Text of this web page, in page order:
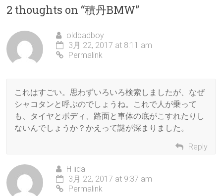
2 thoughts on “積丹BMW”
oldbadboy
3月 22, 2017 at 8:11 am
Permalink
これはすごい。思わずいろいろ検索しましたが、なぜ
シャコタンと呼ぶのでしょうね。これで人が乗って
も、タイヤとボディ、路面と車体の底がこすれたりし
ないんでしょうか？かえって謎が深まりました。
Reply
H iida
3月 22, 2017 at 9:37 am
Permalink